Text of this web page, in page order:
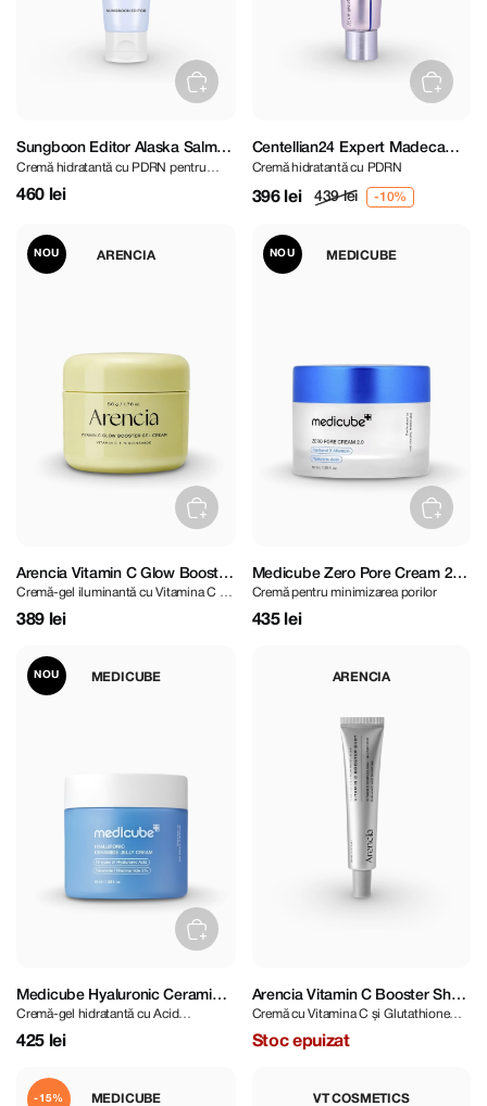
Sungboon Editor Alaska Salmon
PDRN Ultra Moisturizing Barrier
Cream 50 ml
Cremă hidratantă cu PDRN pentru
refacerea barierei pielii
460 lei
Centellian24 Expert Madeca
Cream Active Renew PDRN 50
ml
Cremă hidratantă cu PDRN
396 lei 439 lei
ARENCIA
NOU
Arencia Vitamin C Glow Booster
Gel Cream 50 g
Cremă-gel iluminantă cu Vitamina C și
Glutation
389 lei
MEDICUBE
NOU
Medicube Zero Pore Cream 2.0
50 ml
Cremă pentru minimizarea porilor
435 lei
MEDICUBE
NOU
Medicube Hyaluronic Ceramide
Jelly Cream 50 ml
Cremă-gel hidratantă cu Acid
Hialuronic și Ceramide
425 lei
ARENCIA
Arencia Vitamin C Booster Shot
30 ml
Cremă cu Vitamina C și Glutathione
pentru luminozitate și fermitate
Stoc epuizat
MEDICUBE
-15% VT COSMETICS